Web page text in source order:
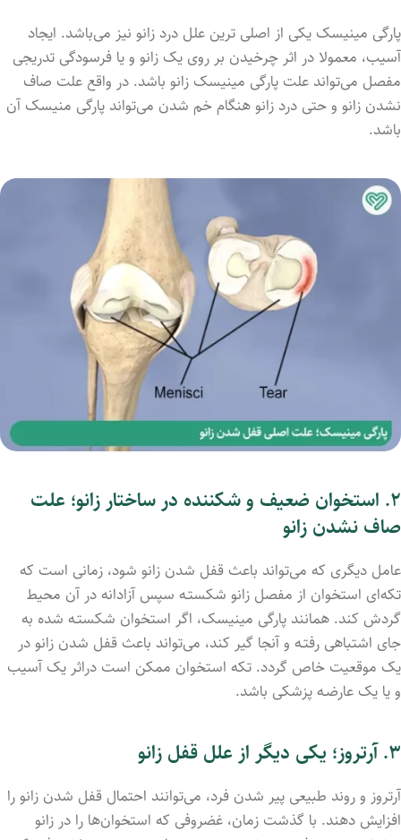
پارگی مینیسک یکی از اصلی ترین علل درد زانو نیز می‌باشد. ایجاد
آسیب، معمولا در اثر چرخیدن بر روی یک زانو و یا فرسودگی تدریجی
مفصل می‌تواند علت پارگی مینیسک زانو باشد. در واقع علت صاف
‌نشدن زانو و حتی درد زانو هنگام خم ‌شدن می‌تواند پارگی منیسک آن
باشد.
۲. استخوان ضعیف و شکننده در ساختار زانو؛ علت
صاف‌ نشدن زانو
عامل دیگری که می‌تواند باعث قفل شدن زانو شود، زمانی است که
تکه‌ای استخوان از مفصل زانو شکستـه سپس آزادانه در آن محیط
گردش کند. همانند پارگی مینیسک، اگر استخوان شکستـه شد‌‌ه به
جای اشتباهی رفتـه و آنجا گیر کند، می‌تواند باعث قفل شدن زانو در
یک موقعیت خاص گردد. تکه استخوان ممکن است دراثر یک آسیب
و یا یک عارضـه پزشکی باشد.
۳. آرتروز؛ یکی دیگر از علل قفل زانو
آرتروز و روند طبیعی پیر شدن فرد، می‌توانند احتمال قفل شدن زانو را
افزایش دهند. با گذشت زمان، غضروفی که استخوان‌ها را در زانو